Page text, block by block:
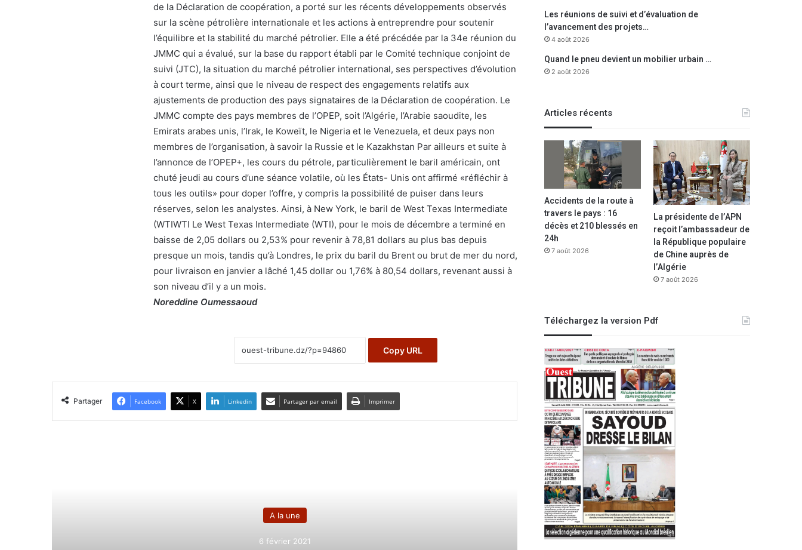
de la Déclaration de coopération, a porté sur les récents développements observés
sur la scène pétrolière internationale et les actions à entreprendre pour soutenir
l’équilibre et la stabilité du marché pétrolier. Elle a été précédée par la 34e réunion du
JMMC qui a évalué, sur la base du rapport établi par le Comité technique conjoint de
suivi (JTC), la situation du marché pétrolier international, ses perspectives d’évolution
à court terme, ainsi que le niveau de respect des engagements relatifs aux
ajustements de production des pays signataires de la Déclaration de coopération. Le
JMMC compte des pays membres de l’OPEP, soit l’Algérie, l’Arabie saoudite, les
Emirats arabes unis, l’Irak, le Koweït, le Nigeria et le Venezuela, et deux pays non
membres de l’organisation, à savoir la Russie et le Kazakhstan Par ailleurs et suite à
l’annonce de l’OPEP+, les cours du pétrole, particulièrement le baril américain, ont
chuté jeudi au cours d’une séance volatile, où les États- Unis ont affirmé «réfléchir à
tous les outils» pour doper l’offre, y compris la possibilité de puiser dans leurs
réserves, selon les analystes. Ainsi, à New York, le baril de West Texas Intermediate
(WTIWTI Le West Texas Intermediate (WTI), pour le mois de décembre a terminé en
baisse de 2,05 dollars ou 2,53% pour revenir à 78,81 dollars au plus bas depuis
presque un mois, tandis qu’à Londres, le prix du baril du Brent ou brut de mer du nord,
pour livraison en janvier a lâché 1,45 dollar ou 1,76% à 80,54 dollars, revenant aussi à
son niveau d’il y a un mois.
Noreddine Oumessaoud
Copy URL
Partager Facebook X Linkedin Partager par email Imprimer
A la une
6 février 2021
Les réunions de suivi et d’évaluation de
l’avancement des projets…
4 août 2026
Quand le pneu devient un mobilier urbain …
2 août 2026
Articles récents
Accidents de la route à
travers le pays : 16
décès et 210 blessés en
24h
7 août 2026
La présidente de l’APN
reçoit l’ambassadeur de
la République populaire
de Chine auprès de
l’Algérie
7 août 2026
Téléchargez la version Pdf